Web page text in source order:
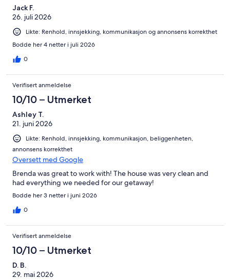
Jack F.
26. juli 2026
Likte: Renhold, innsjekking, kommunikasjon og annonsens korrekthet
Bodde her 4 netter i juli 2026
0
Verifisert anmeldelse
10/10 – Utmerket
Ashley T.
21. juni 2026
Likte: Renhold, innsjekking, kommunikasjon, beliggenheten,
annonsens korrekthet
Oversett med Google
Brenda was great to work with! The house was very clean and
had everything we needed for our getaway!
Bodde her 3 netter i juni 2026
0
Verifisert anmeldelse
10/10 – Utmerket
D. B.
29. mai 2026